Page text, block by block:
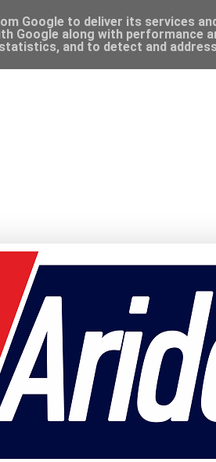
Google to deliver its services
Google along with performance
and to detect and